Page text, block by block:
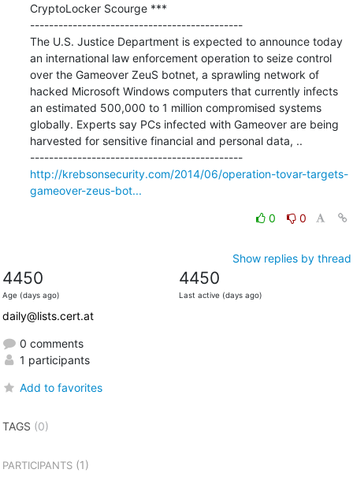
CryptoLocker Scourge ***
---------------------------------------------
The U.S. Justice Department is expected to announce today
an international law enforcement operation to seize control
over the Gameover ZeuS botnet, a sprawling network of
hacked Microsoft Windows computers that currently infects
an estimated 500,000 to 1 million compromised systems
globally. Experts say PCs infected with Gameover are being
harvested for sensitive financial and personal data, ..
---------------------------------------------
http://krebsonsecurity.com/2014/06/operation-tovar-targets-
gameover-zeus-bot...
0 0
Show replies by thread
4450
Age (days ago)
4450
Last active (days ago)
daily@lists.cert.at
0 comments
1 participants
Add to favorites
TAGS (0)
PARTICIPANTS(1)